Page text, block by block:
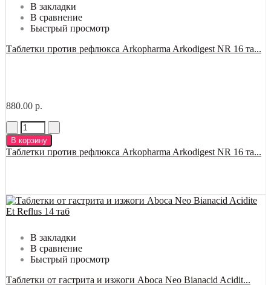
В закладки
В сравнение
Быстрый просмотр
Таблетки против рефлюкса Arkopharma Arkodigest NR 16 та...
880.00 р.
В корзину
Таблетки против рефлюкса Arkopharma Arkodigest NR 16 та...
В закладки
В сравнение
Быстрый просмотр
Таблетки от гастрита и изжоги Aboca Neo Bianacid Acidit...